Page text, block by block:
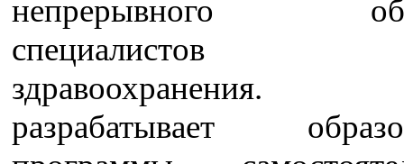
непрерывного
специалистов
здравоохранения.
разрабатывает